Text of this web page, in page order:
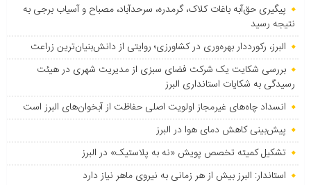
پیگیری حق‌آبه باغات کلاک، گرمدره، سرحدآباد، مصباح و آسیاب برجی به
نتیجه رسید
البرز، رکورددار بهره‌وری در کشاورزی؛ روایتی از دانش‌بنیان‌ترین زراعت
بررسی شکایت یک شرکت فضای سبزی از مدیریت شهری در هیئت
رسیدگی به شکایات استانداری البرز
انسداد چاه‌های غیرمجاز اولویت اصلی حفاظت از آبخوان‌های البرز است
پیش‌بینی کاهش دمای هوا در البرز
تشکیل کمیته تخصص پویش «نه به پلاستیک» در البرز
استاندار: البرز بیش از هر زمانی به نیروی ماهر نیاز دارد